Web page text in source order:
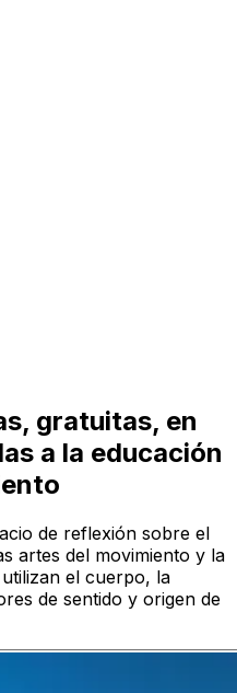
gratuitas, en
a la educación
de reflexión sobre el
artes del movimiento y la
el cuerpo, la
de sentido y origen de